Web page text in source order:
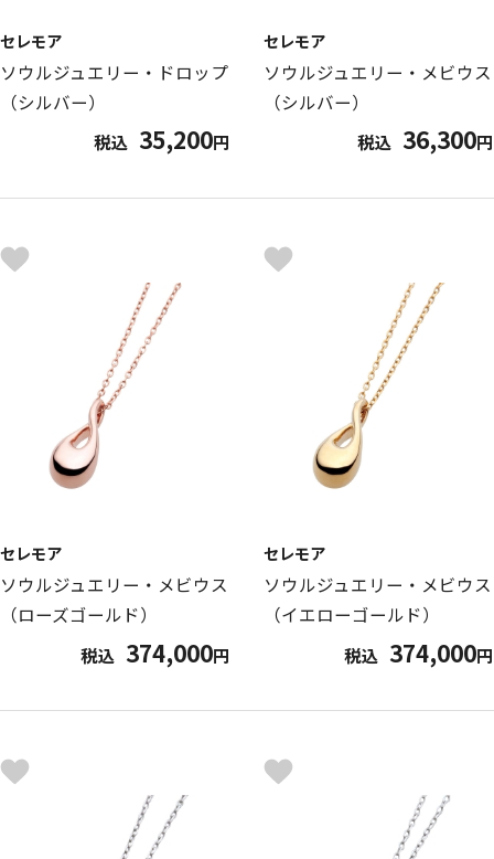
セレモア
ソウルジュエリー・ドロップ
（シルバー）
税込 35,200円
セレモア
ソウルジュエリー・メビウス
（シルバー）
税込 36,300円
セレモア
ソウルジュエリー・メビウス
（ローズゴールド）
税込 374,000円
セレモア
ソウルジュエリー・メビウス
（イエローゴールド）
税込 374,000円